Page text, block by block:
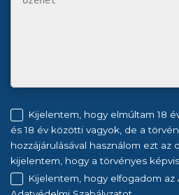
Kijelentem, hogy elmúltam 18
és 18 év közötti vagyok, de a
hozzájárulásával használom ezt az
kijelentem, hogy a törvényes
Kijelentem, hogy elfogadom az